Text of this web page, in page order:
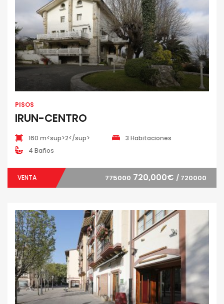
PISOS
IRUN-CENTRO
160 m<sup>2</sup>
3 Habitaciones
4 Baños
VENTA 775000 720,000€ / 720000